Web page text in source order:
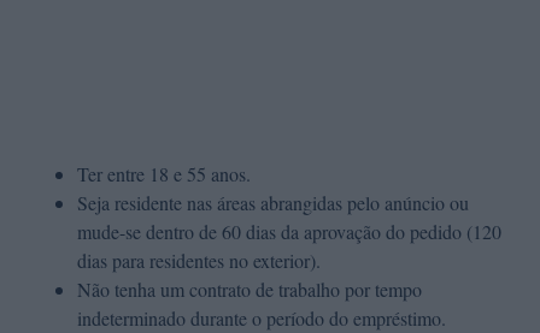
Ter entre 18 e 55 anos.
Seja residente nas áreas abrangidas pelo anúncio ou
mude-se dentro de 60 dias da aprovação do pedido (120
dias para residentes no exterior).
Não tenha um contrato de trabalho por tempo
indeterminado durante o período do empréstimo.